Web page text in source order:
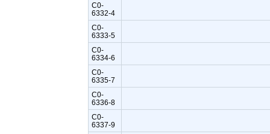
C0-
6332-4
C0-
6333-5
C0-
6334-6
C0-
6335-7
C0-
6336-8
C0-
6337-9